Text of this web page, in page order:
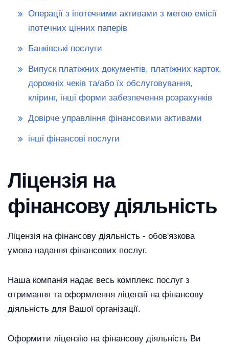
Операції з іпотечними активами з метою емісії
іпотечних цінних паперів
Банківські послуги
Випуск платіжних документів, платіжних карток,
дорожніх чеків та/або їх обслуговування,
кліринг, інші форми забезпечення розрахунків
Довірче управління фінансовими активами
інші фінансові послуги
Ліцензія на
фінансову діяльність
Ліцензія на фінансову діяльність - обов'язкова
умова надання фінансових послуг.
Наша компанія надає весь комплекс послуг з
отримання та оформлення ліцензії на фінансову
діяльність для Вашої організації.
Оформити ліцензію на фінансову діяльність Ви